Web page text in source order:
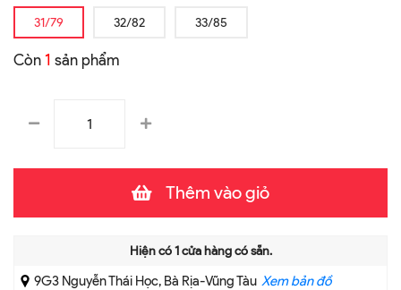
31/79 32/82 33/85
Còn 1 sản phẩm
Thêm vào giỏ
Hiện có1cửa hàng có sẵn.
9G3 Nguyễn Thái Học, Bà Rịa-Vũng Tàu Xem bản đồ